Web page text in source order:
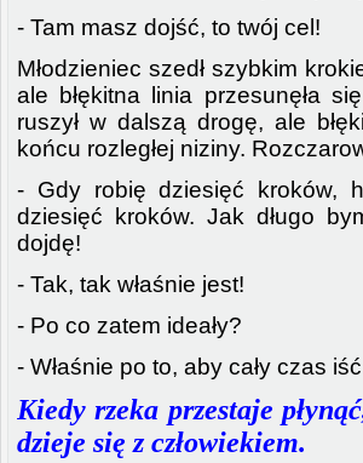
- Tam masz dojść, to twój cel!
Młodzieniec szedł szybkim
ale błękitna linia przesunęła
ruszył w dalszą drogę, ale
końcu rozległej niziny.
- Gdy robię dziesięć kroków,
dziesięć kroków. Jak długo
dojdę!
- Tak, tak właśnie jest!
- Po co zatem ideały?
- Właśnie po to, aby cały czas
Kiedy rzeka przestaje
dzieje się z człowiekiem.